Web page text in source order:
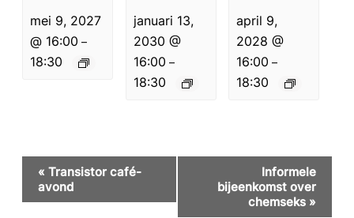
mei 9, 2027
@ 16:00 –
18:30
januari 13,
2030 @
16:00 –
18:30
april 9,
2028 @
16:00 –
18:30
Evenement
Navigatie
« Transistor café-
avond
Informele
bijeenkomst over
chemseks »